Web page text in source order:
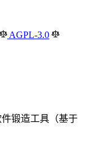
AGPL-3.0
锻造工具（基于